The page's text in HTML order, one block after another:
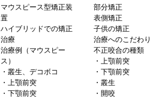
マウスピース型矯正装
置
ハイブリッドでの矯正
治療
治療例（マウスピー
ス）
・叢生、デコボコ
・上顎前突
・下顎前突
部分矯正
表側矯正
子供の矯正
治療へのこだわり
不正咬合の種類
・上顎前突
・下顎前突
・叢生
・開咬